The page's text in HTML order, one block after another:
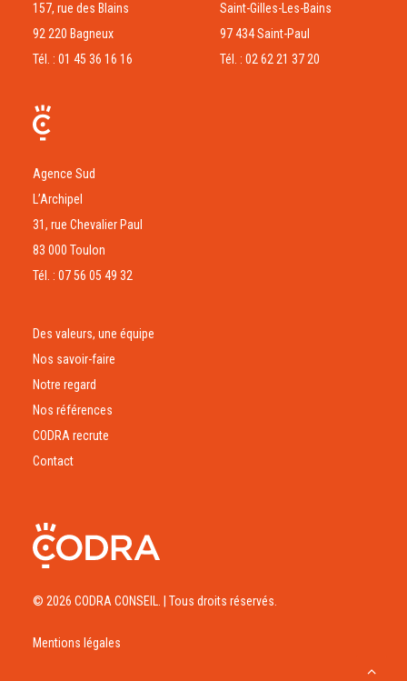
157, rue des Blains
92 220 Bagneux
Tél. : 01 45 36 16 16
Saint-Gilles-Les-Bains
97 434 Saint-Paul
Tél. : 02 62 21 37 20
Agence Sud
L’Archipel
31, rue Chevalier Paul
83 000 Toulon
Tél. : 07 56 05 49 32
Des valeurs, une équipe
Nos savoir-faire
Notre regard
Nos références
CODRA recrute
Contact
© 2026 CODRA CONSEIL. | Tous droits réservés.
Mentions légales